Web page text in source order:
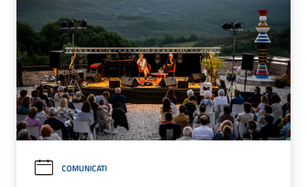
COMUNICATI